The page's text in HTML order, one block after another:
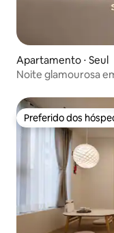
Apartamento ⋅ Seul
Noite glamourosa
Preferido dos
Preferido dos